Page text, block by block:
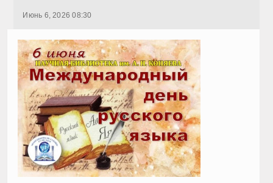
Июнь 6, 2026 08:30